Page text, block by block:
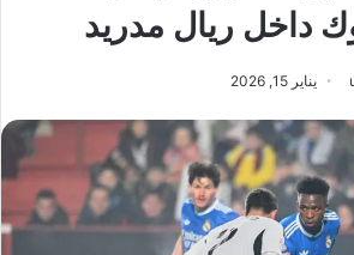
داخل ريال مدريد
يناير 15, 2026